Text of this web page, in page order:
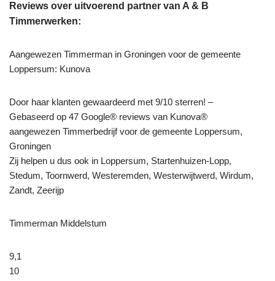
Reviews over uitvoerend partner van A & B
Timmerwerken:
Aangewezen Timmerman in Groningen voor de gemeente
Loppersum: Kunova
Door haar klanten gewaardeerd met 9/10 sterren! –
Gebaseerd op 47 Google® reviews van Kunova®
aangewezen Timmerbedrijf voor de gemeente Loppersum,
Groningen
Zij helpen u dus ook in Loppersum, Startenhuizen-Lopp,
Stedum, Toornwerd, Westeremden, Westerwijtwerd, Wirdum,
Zandt, Zeerijp
Timmerman Middelstum
9,1
10